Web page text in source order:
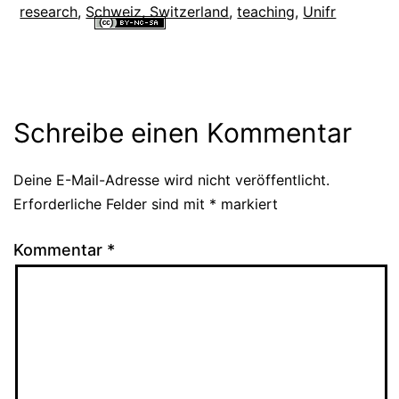
research, Schweiz, Switzerland,teaching, Unifr
Schreibe einen Kommentar
Deine E-Mail-Adresse wird nicht veröffentlicht.
Erforderliche Felder sind mit * markiert
Kommentar *
Alternative: